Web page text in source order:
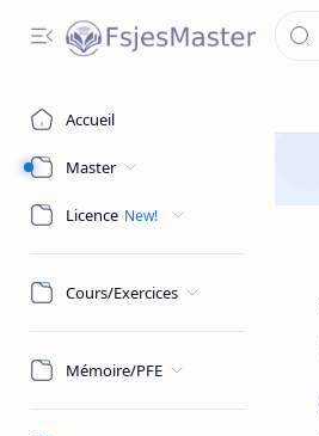
Accueil
Master
Licence
Cours/Exercices
Mémoire/PFE